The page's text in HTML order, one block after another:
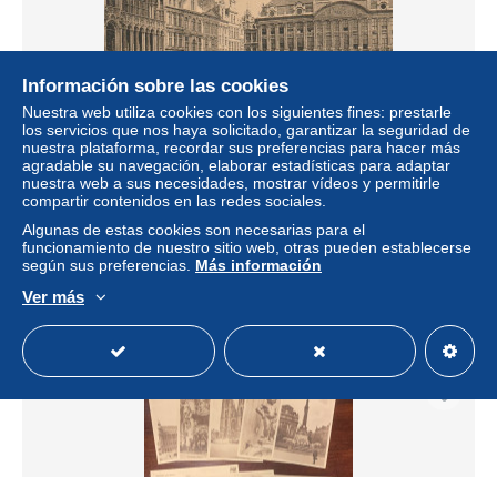
6 x cpa BRUXELLES. Grand Place, Palais Justice,
Maison du Roi, Monument Anspach, Eglise Ste Gudule
± 14,91 US$
Estatus
Información sobre las cookies
Nuestra web utiliza cookies con los siguientes fines: prestarle
los servicios que nos haya solicitado, garantizar la seguridad de
nuestra plataforma, recordar sus preferencias para hacer más
agradable su navegación, elaborar estadísticas para adaptar
nuestra web a sus necesidades, mostrar vídeos y permitirle
compartir contenidos en las redes sociales.
Algunas de estas cookies son necesarias para el
funcionamiento de nuestro sitio web, otras pueden establecerse
según sus preferencias. Más información
Ver más